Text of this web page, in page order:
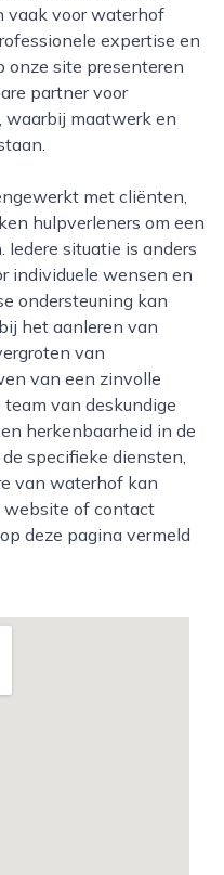
vaak voor waterhof
expertise en
onze site presenteren
partner voor
waarbij maatwerk en
hulpverleners om een
situatie is anders
individuele wensen en
ondersteuning kan
het aanleren van
van
van een zinvolle
van deskundige
herkenbaarheid in de
specifieke diensten,
van waterhof kan
website of contact
deze pagina vermeld